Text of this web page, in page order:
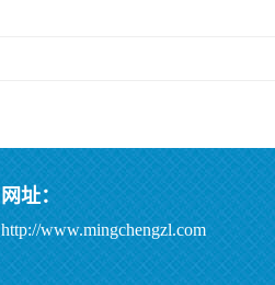
网址：
http://www.mingchengzl.com